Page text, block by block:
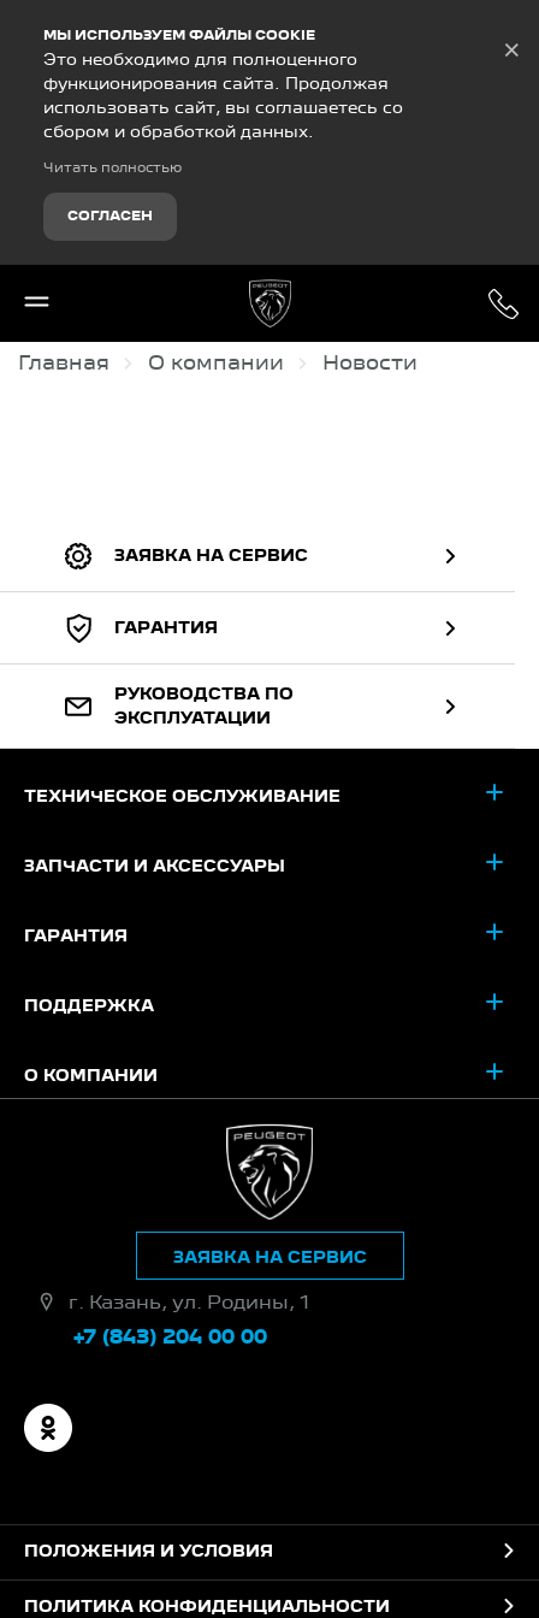
МЫ ИСПОЛЬЗУЕМ ФАЙЛЫ COOKIE
Это необходимо для полноценного
функционирования сайта. Продолжая
использовать сайт, вы соглашаетесь со
сбором и обработкой данных.
Читать полностью
СОГЛАСЕН
×
Главная О компании Новости
ЗАЯВКА НА СЕРВИС
ГАРАНТИЯ
РУКОВОДСТВА ПО
ЭКСПЛУАТАЦИИ
ТЕХНИЧЕСКОЕ ОБСЛУЖИВАНИЕ
ЗАПЧАСТИ И АКСЕССУАРЫ
ГАРАНТИЯ
ПОДДЕРЖКА
О КОМПАНИИ
г. Казань, ул. Родины, 1
+7 (843) 204 00 00
ЗАЯВКА НА СЕРВИС
ПОЛОЖЕНИЯ И УСЛОВИЯ
ПОЛИТИКА КОНФИДЕНЦИАЛЬНОСТИ